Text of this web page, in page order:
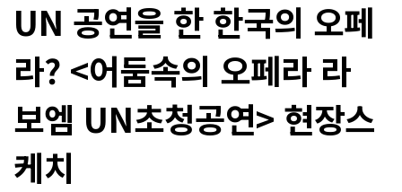
UN 공연을 한 한국의 오페
라? <어둠속의 오페라 라
보엠 UN초청공연> 현장스
케치